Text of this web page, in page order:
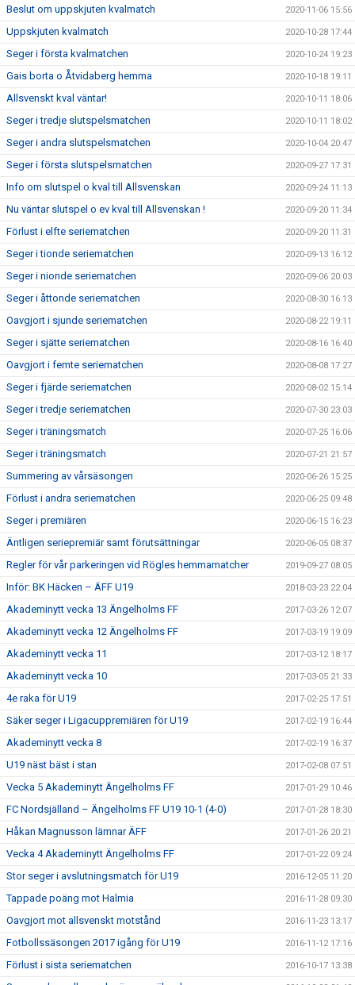
Beslut om uppskjuten kvalmatch 2020-11-06 15:56
Uppskjuten kvalmatch 2020-10-28 17:44
Seger i första kvalmatchen 2020-10-24 19:23
Gais borta o Åtvidaberg hemma 2020-10-18 19:11
Allsvenskt kval väntar! 2020-10-11 18:06
Seger i tredje slutspelsmatchen 2020-10-11 18:02
Seger i andra slutspelsmatchen 2020-10-04 20:47
Seger i första slutspelsmatchen 2020-09-27 17:31
Info om slutspel o kval till Allsvenskan 2020-09-24 11:13
Nu väntar slutspel o ev kval till Allsvenskan ! 2020-09-20 11:34
Förlust i elfte seriematchen 2020-09-20 11:31
Seger i tionde seriematchen 2020-09-13 16:12
Seger i nionde seriematchen 2020-09-06 20:03
Seger i åttonde seriematchen 2020-08-30 16:13
Oavgjort i sjunde seriematchen 2020-08-22 19:11
Seger i sjätte seriematchen 2020-08-16 16:40
Oavgjort i femte seriematchen 2020-08-08 17:27
Seger i fjärde seriematchen 2020-08-02 15:14
Seger i tredje seriematchen 2020-07-30 23:03
Seger i träningsmatch 2020-07-25 16:06
Seger i träningsmatch 2020-07-21 21:57
Summering av vårsäsongen 2020-06-26 15:25
Förlust i andra seriematchen 2020-06-25 09:48
Seger i premiären 2020-06-15 16:23
Äntligen seriepremiär samt förutsättningar 2020-06-05 08:37
Regler för vår parkeringen vid Rögles hemmamatcher 2019-09-27 08:05
Inför: BK Häcken – ÄFF U19 2018-03-23 22:04
Akademinytt vecka 13 Ängelholms FF 2017-03-26 12:07
Akademinytt vecka 12 Ängelholms FF 2017-03-19 19:09
Akademinytt vecka 11 2017-03-12 18:17
Akademinytt vecka 10 2017-03-05 21:33
4e raka för U19 2017-02-25 17:51
Säker seger i Ligacuppremiären för U19 2017-02-19 16:44
Akademinytt vecka 8 2017-02-19 16:37
U19 näst bäst i stan 2017-02-08 07:51
Vecka 5 Akademinytt Ängelholms FF 2017-01-29 10:46
FC Nordsjälland – Ängelholms FF U19 10-1 (4-0) 2017-01-28 18:30
Håkan Magnusson lämnar ÄFF 2017-01-26 20:21
Vecka 4 Akademinytt Ängelholms FF 2017-01-22 09:24
Stor seger i avslutningsmatch för U19 2016-12-05 11:20
Tappade poäng mot Halmia 2016-11-28 09:30
Oavgjort mot allsvenskt motstånd 2016-11-23 13:17
Fotbollssäsongen 2017 igång för U19 2016-11-12 17:16
Förlust i sista seriematchen 2016-10-17 13:38